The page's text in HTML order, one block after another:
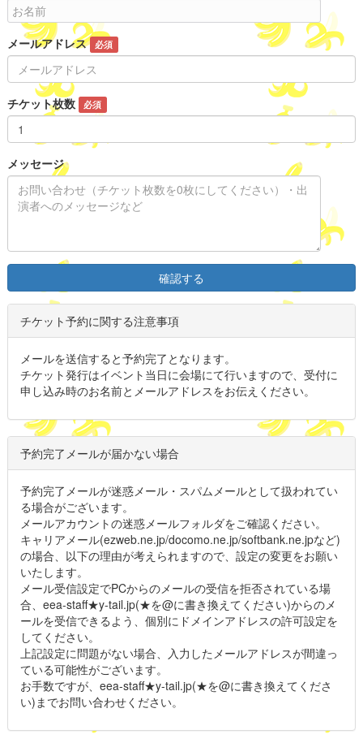
メールアドレス 必須
チケット枚数 必須
メッセージ
確認する
チケット予約に関する注意事項
メールを送信すると予約完了となります。
チケット発行はイベント当日に会場にて行いますので、受付に
申し込み時のお名前とメールアドレスをお伝えください。
予約完了メールが届かない場合
予約完了メールが迷惑メール・スパムメールとして扱われてい
る場合がございます。
メールアカウントの迷惑メールフォルダをご確認ください。
キャリアメール(ezweb.ne.jp/docomo.ne.jp/softbank.ne.jpなど)
の場合、以下の理由が考えられますので、設定の変更をお願い
いたします。
メール受信設定でPCからのメールの受信を拒否されている場
合、eea-staff★y-tail.jp(★を@に書き換えてください)からのメ
ールを受信できるよう、個別にドメインアドレスの許可設定を
してください。
上記設定に問題がない場合、入力したメールアドレスが間違っ
ている可能性がございます。
お手数ですが、eea-staff★y-tail.jp(★を@に書き換えてくださ
い)までお問い合わせください。